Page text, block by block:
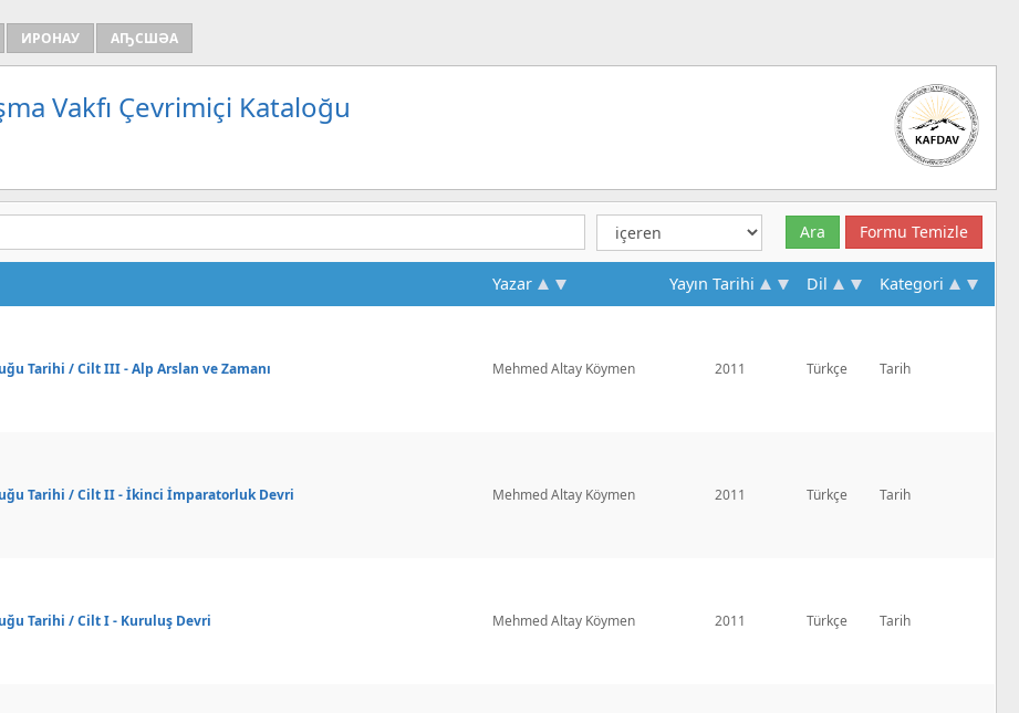
ИРОНАУ АҦСШӘА
Vakfı Çevrimiçi Kataloğu
Yazar Yayın Tarihi Dil Kategori
Tarihi / Cilt III - Alp Arslan ve Zamanı Mehmed Altay Köymen 2011 Türkçe Tarih
Tarihi / Cilt II - İkinci İmparatorluk Devri Mehmed Altay Köymen 2011 Türkçe Tarih
Tarihi / Cilt I - Kuruluş Devri Mehmed Altay Köymen 2011 Türkçe Tarih